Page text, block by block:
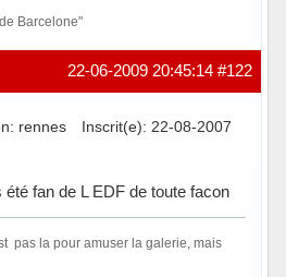
Barcelone"
#122
22-06-2009 20:45:14
rennes
Inscrit(e): 22-08-2007
fan de L EDF de toute facon
pas la pour amuser la galerie, mais